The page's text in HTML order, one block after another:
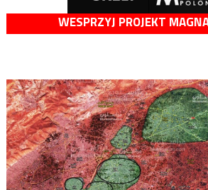
WESPRZYJ PROJEKT